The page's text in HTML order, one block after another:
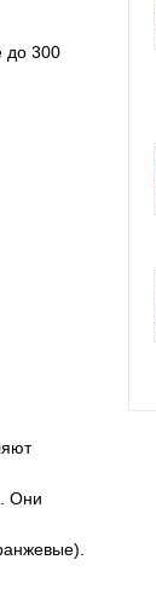
до 300
Они